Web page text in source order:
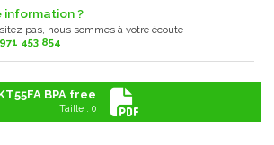
information ?
pas, nous sommes à votre écoute
453 854
BPA free
Taille : 0